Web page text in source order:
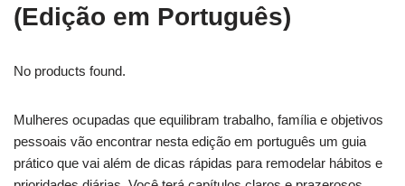
(Edição em Português)
No products found.
Mulheres ocupadas que equilibram trabalho, família e objetivos
pessoais vão encontrar nesta edição em português um guia
prático que vai além de dicas rápidas para remodelar hábitos e